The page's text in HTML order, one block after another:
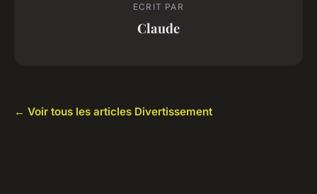
ECRIT PAR
Claude
← Voir tous les articles Divertissement